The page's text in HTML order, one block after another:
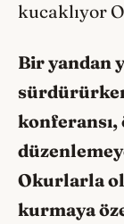
kucaklıyor
Bir yandan
konferansı,
Okurlarla
kurmaya